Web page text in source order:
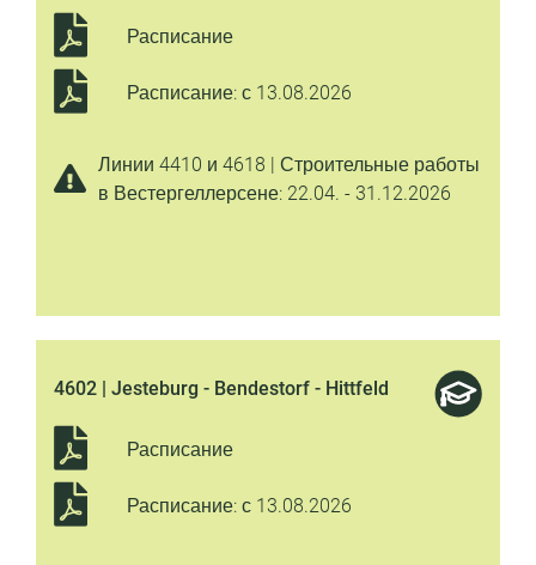
Расписание
Расписание: с 13.08.2026
Линии 4410 и 4618 | Строительные работы
в Вестергеллерсене: 22.04. - 31.12.2026
4602 | Jesteburg - Bendestorf - Hittfeld
Расписание
Расписание: с 13.08.2026